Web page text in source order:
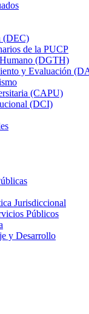
(DEC)
de la PUCP
(DGTH)
y Evaluación
(CAPU)
(DCI)
Jurisdiccional
Públicos
y Desarrollo